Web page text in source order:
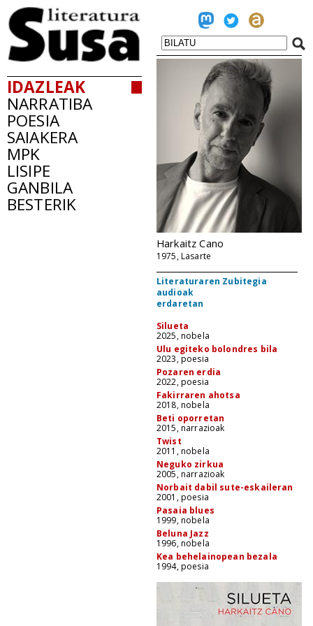
IDAZLEAK
NARRATIBA
POESIA
SAIAKERA
MPK
LISIPE
GANBILA
BESTERIK
Harkaitz Cano
1975, Lasarte
Literaturaren Zubitegia
audioak
erdaretan
Silueta
2025, nobela
Ulu egiteko bolondres bila
2023, poesia
Pozaren erdia
2022, poesia
Fakirraren ahotsa
2018, nobela
Beti oporretan
2015, narrazioak
Twist
2011, nobela
Neguko zirkua
2005, narrazioak
Norbait dabil sute-eskaileran
2001, poesia
Pasaia blues
1999, nobela
Beluna Jazz
1996, nobela
Kea behelainopean bezala
1994, poesia